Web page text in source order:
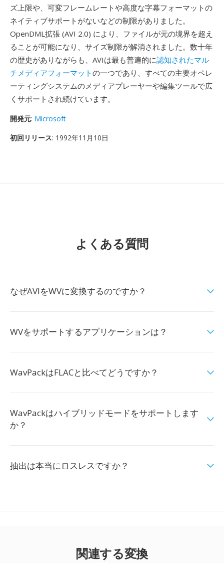
ズ上限や、可変フレームレートや高度な字幕フォーマットの
ネイティブサポートがないなどの制限がありました。
OpenDML拡張 (AVI 2.0) により、ファイルが元の境界を超え
ることが可能になり、サイズ制限が解消されました。数十年
の歴史がありながらも、AVIは最も普遍的に認知されたマル
チメディアフォーマットの一つであり、すべての主要オペレ
ーティングシステムのメディアプレーヤーや編集ツールで広
くサポートされ続けています。
開発元: Microsoft
初回リリース: 1992年11月10日
よくある質問
なぜAVIをWVに変換するのですか？
WVをサポートするアプリケーションは？
WavPackはFLACと比べてどうですか？
WavPackはハイブリッドモードをサポートします
か？
抽出は本当にロスレスですか？
関連する変換